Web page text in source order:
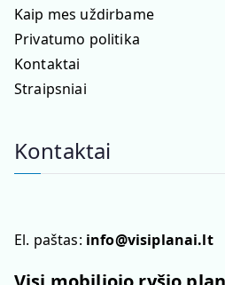
Kaip mes uždirbame
Privatumo politika
Kontaktai
Straipsniai
Kontaktai
El. paštas: info@visiplanai.lt